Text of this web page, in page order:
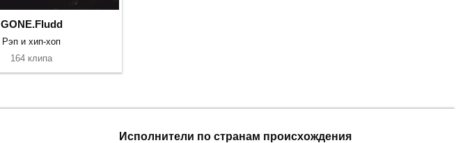
GONE.Fludd
Рэп и хип-хоп
164 клипа
Исполнители по странам происхождения